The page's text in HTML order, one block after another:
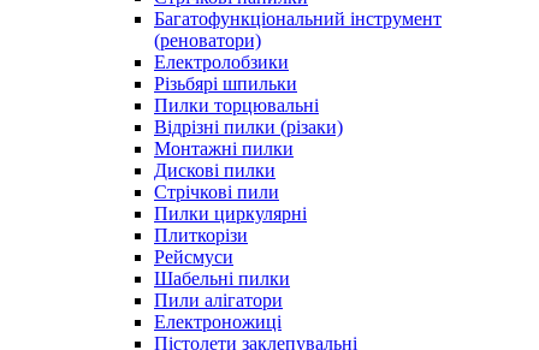
Багатофункціональний інструмент
(реноватори)
Електролобзики
Різьбярі шпильки
Пилки торцювальні
Відрізні пилки (різаки)
Монтажні пилки
Дискові пилки
Стрічкові пили
Пилки циркулярні
Плиткорізи
Рейсмуси
Шабельні пилки
Пили алігатори
Електроножиці
Пістолети заклепувальні